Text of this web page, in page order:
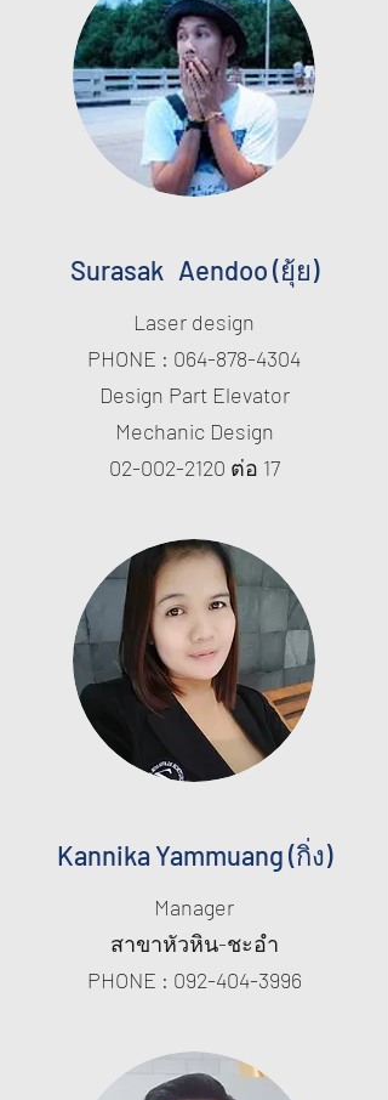
Surasak Aendoo (ยุ้ย)
Laser design
PHONE : 064-878-4304
Design Part Elevator
Mechanic Design
02-002-2120 ต่อ 17
Kannika Yammuang (กิ่ง)
Manager
สาขาหัวหิน-ชะอำ
PHONE : 092-404-3996